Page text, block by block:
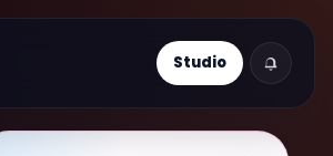
Studio